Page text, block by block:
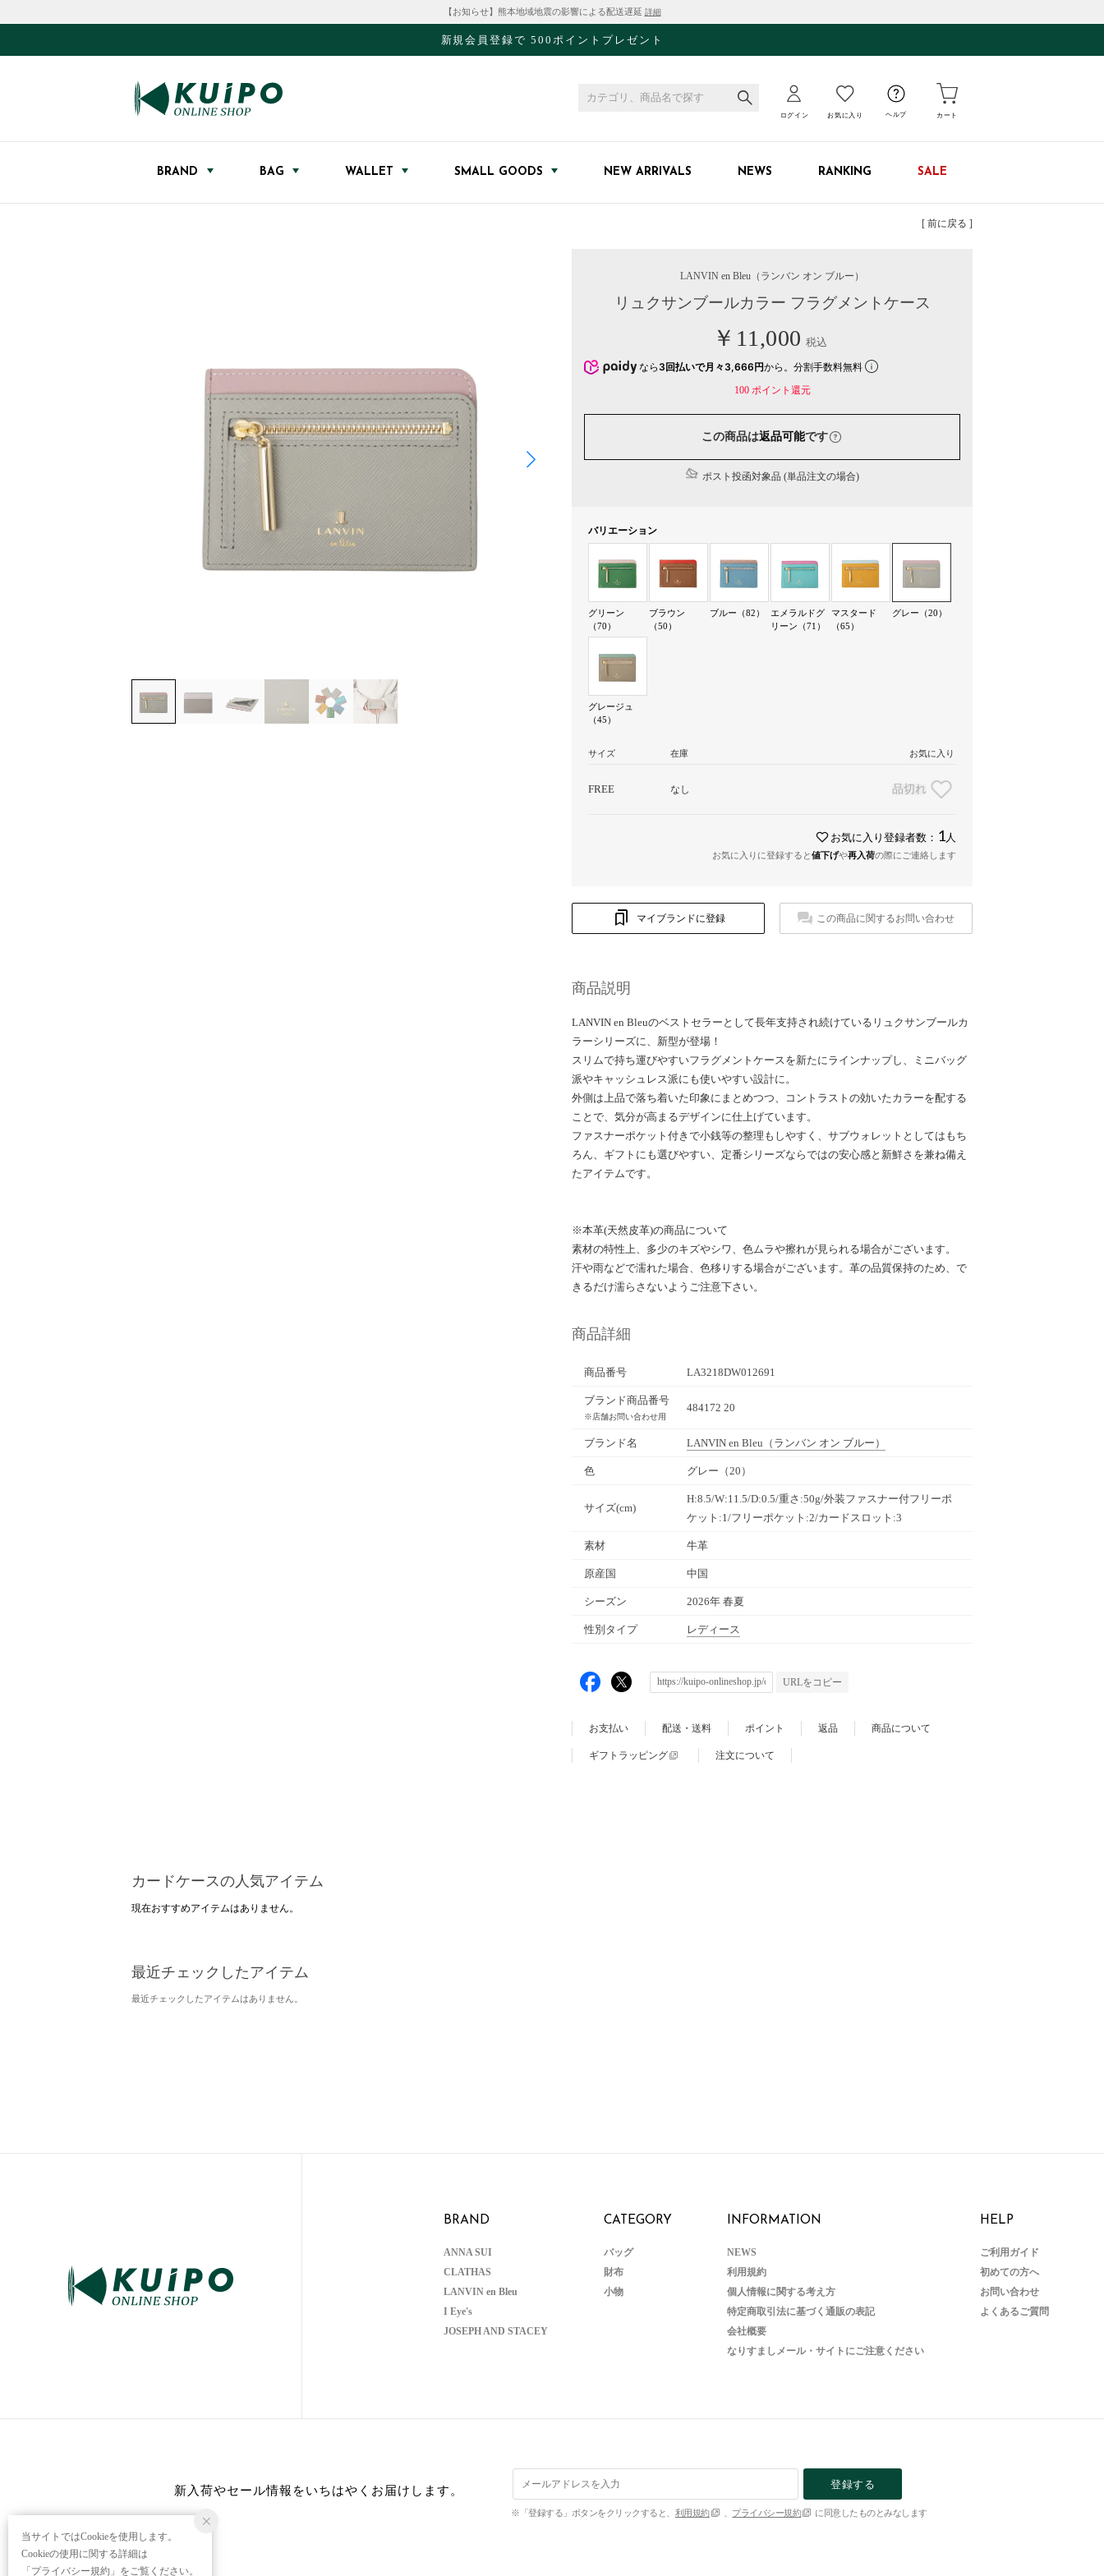
【お知らせ】熊本地域地震の影響による配送遅延 詳細
新規会員登録で 500ポイントプレゼント
ログイン お気に入り ヘルプ カート
BRAND BAG WALLET SMALL GOODS NEW ARRIVALS NEWS RANKING SALE
[ 前に戻る ]
LANVIN en Bleu （ランバン オン ブルー）
リュクサンブールカラー フラグメントケース
￥11,000 税込
なら 3回払いで月々3,666円から。分割手数料無料
100ポイント還元
この商品は返品可能です
ポスト投函対象品 (単品注文の場合)
バリエーション
グリーン
（70）
ブラウン
（50）
ブルー（82）
エメラルドグ
リーン（71）
マスタード
（65）
グレー（20）
グレージュ
（45）
サイズ 在庫 お気に入り
FREE なし 品切れ
お気に入り登録者数： 1 人
お気に入りに登録すると値下げや再入荷の際にご連絡します
マイブランドに登録 この商品に関するお問い合わせ
商品説明
LANVIN en Bleuのベストセラーとして長年支持され続けているリュクサンブールカ
ラーシリーズに、新型が登場！
スリムで持ち運びやすいフラグメントケースを新たにラインナップし、ミニバッグ
派やキャッシュレス派にも使いやすい設計に。
外側は上品で落ち着いた印象にまとめつつ、コントラストの効いたカラーを配する
ことで、気分が高まるデザインに仕上げています。
ファスナーポケット付きで小銭等の整理もしやすく、サブウォレットとしてはもち
ろん、ギフトにも選びやすい、定番シリーズならではの安心感と新鮮さを兼ね備え
たアイテムです。
※本革(天然皮革)の商品について
素材の特性上、多少のキズやシワ、色ムラや擦れが見られる場合がございます。
汗や雨などで濡れた場合、色移りする場合がございます。革の品質保持のため、で
きるだけ濡らさないようご注意下さい。
商品詳細
商品番号 LA3218DW012691
ブランド商品番号
※店舗お問い合わせ用
484172 20
ブランド名 LANVIN en Bleu （ランバン オン ブルー）
色 グレー（20）
サイズ(cm)
H:8.5/W:11.5/D:0.5/重さ:50g/外装ファスナー付フリーポ
ケット:1/フリーポケット:2/カードスロット:3
素材 牛革
原産国 中国
シーズン 2026年 春夏
性別タイプ レディース
URLをコピー
お支払い 配送・送料 ポイント 返品 商品について
ギフトラッピング 注文について
カードケースの人気アイテム
現在おすすめアイテムはありません。
最近チェックしたアイテム
最近チェックしたアイテムはありません。
BRAND
ANNA SUI
CLATHAS
LANVIN en Bleu
I Eye's
JOSEPH AND STACEY
CATEGORY
バッグ
財布
小物
INFORMATION
NEWS
利用規約
個人情報に関する考え方
特定商取引法に基づく通販の表記
会社概要
なりすましメール・サイトにご注意ください
HELP
ご利用ガイド
初めての方へ
お問い合わせ
よくあるご質問
新入荷やセール情報をいちはやくお届けします。 登録する
※「登録する」ボタンをクリックすると、 利用規約 プライバシー規約 に同意したものとみなします
当サイトではCookieを使用します。
Cookieの使用に関する詳細は
「 プライバシー規約 」をご覧ください。